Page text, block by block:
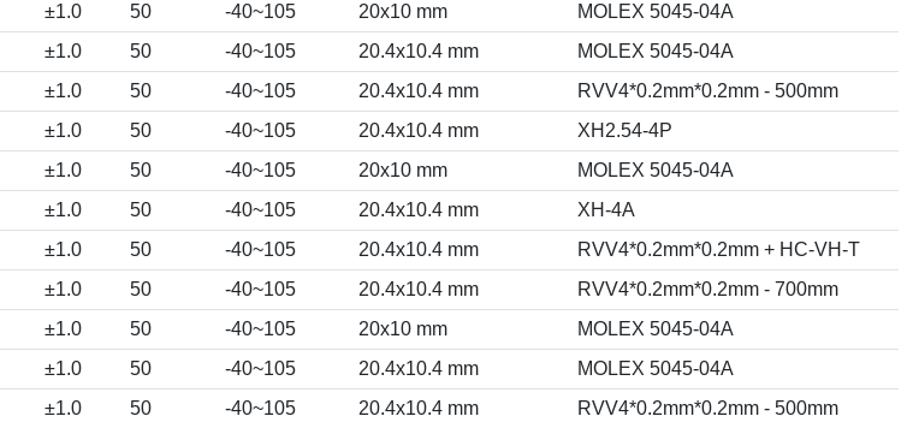
±1.0 50 -40~105 20x10 mm
MOLEX 5045-04A
±1.0 50 -40~105 20.4x10.4 mm
MOLEX 5045-04A
±1.0 50 -40~105 20.4x10.4 mm
RVV4*0.2mm*0.2mm - 500mm
±1.0 50 -40~105 20.4x10.4 mm
XH2.54-4P
±1.0 50 -40~105 20x10 mm
MOLEX 5045-04A
±1.0 50 -40~105 20.4x10.4 mm
XH-4A
±1.0 50 -40~105 20.4x10.4 mm
RVV4*0.2mm*0.2mm + HC-VH-T
±1.0 50 -40~105 20.4x10.4 mm
RVV4*0.2mm*0.2mm - 700mm
±1.0 50 -40~105 20x10 mm
MOLEX 5045-04A
±1.0 50 -40~105 20.4x10.4 mm
MOLEX 5045-04A
±1.0 50 -40~105 20.4x10.4 mm
RVV4*0.2mm*0.2mm - 500mm